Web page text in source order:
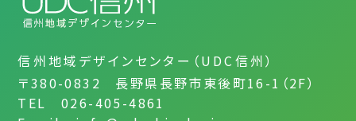
信州地域デザインセンター（UDC信州）
〒380-0832 長野県長野市東後町16-1（2F）
TEL 026-405-4861